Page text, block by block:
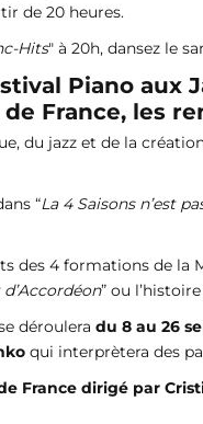
de 20 heures.
Hits" à 20h, dansez le
Piano aux
France, les
du jazz et de la
“La 4 Saisons n’est
des 4 formations de
” ou
déroulera du 8 au 26
qui interprètera des
France dirigé par